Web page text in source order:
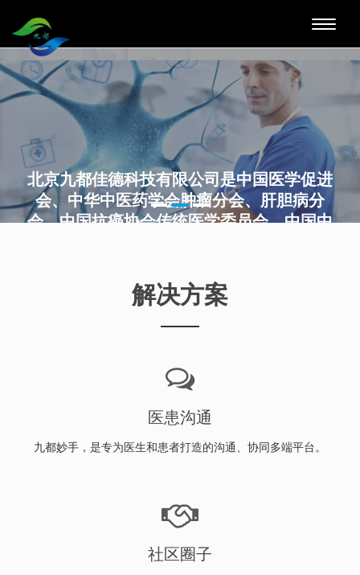
Toggle
北京九都佳德科技有限公司是中国医学促进
会、中华中医药学会肿瘤分会、肝胆病分
会，中国抗癌协会传统医学委员会、中国中
西医结合学会肿瘤专业委员会等行业权威机
构的成员及合作伙伴，是多家学会分会的官
方网站的运营方，具有深厚的业界影响力，
解决方案
医患沟通
九都妙手，是专为医生和患者打造的沟通、协同多端平台。
社区圈子